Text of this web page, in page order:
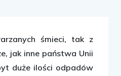
śmieci, tak z
jak inne państwa Unii
duże ilości odpadów